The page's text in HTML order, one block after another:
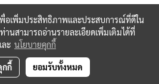
พื่อเพิ่มประสิทธิภาพและประสบการณ์ที่ดีใน
านสามารถอ่านรายละเอียดเพิ่มเติมได้ที่
ละ นโยบายคุกกี้
กกี้ ยอมรับทั้งหมด